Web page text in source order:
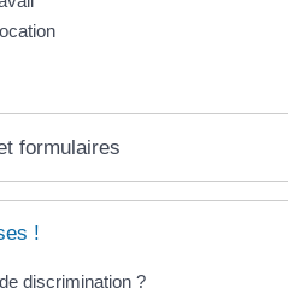
formulaires
!
discrimination ?